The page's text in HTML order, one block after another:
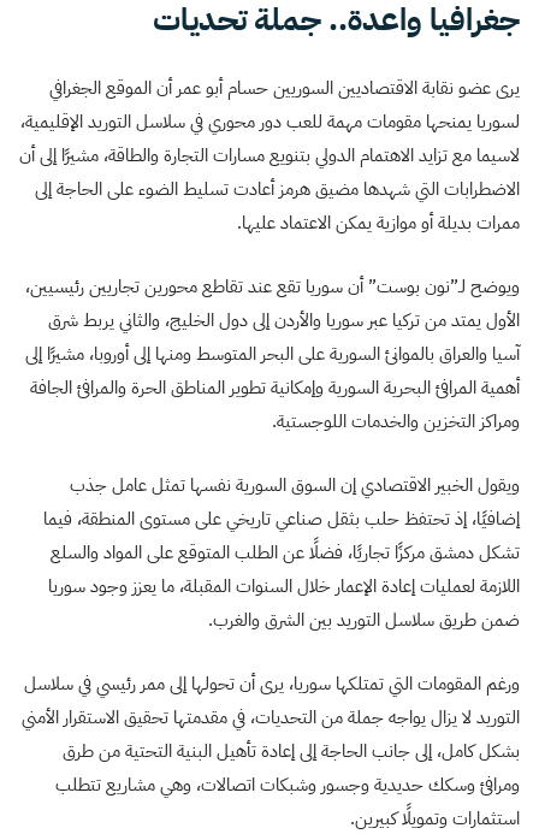
جغرافيا واعدة.. جملة تحديات
يرى عضو نقابة الاقتصاديين السوريين حسام أبو عمر أن الموقع الجغرافي
لسوريا يمنحها مقومات مهمة للعب دور محوري في سلاسل التوريد الإقليمية،
لاسيما مع تزايد الاهتمام الدولي بتنويع مسارات التجارة والطاقة، مشيرًا إلى أن
الاضطرابات التي شهدها مضيق هرمز أعادت تسليط الضوء على الحاجة إلى
ممرات بديلة أو موازية يمكن الاعتماد عليها.
ويوضح لـ”نون بوست” أن سوريا تقع عند تقاطع محورين تجاريين رئيسيين،
الأول يمتد من تركيا عبر سوريا والأردن إلى دول الخليج، والثاني يربط شرق
آسيا والعراق بالموانئ السورية على البحر المتوسط ومنها إلى أوروبا، مشيرًا إلى
أهمية المرافئ البحرية السورية وإمكانية تطوير المناطق الحرة والمرافئ الجافة
ومراكز التخزين والخدمات اللوجستية.
ويقول الخبير الاقتصادي إن السوق السورية نفسها تمثل عامل جذب
إضافيًا، إذ تحتفظ حلب بثقل صناعي تاريخي على مستوى المنطقة، فيما
تشكل دمشق مركزًا تجاريًا، فضلًا عن الطلب المتوقع على المواد والسلع
اللازمة لعمليات إعادة الإعمار خلال السنوات المقبلة، ما يعزز وجود سوريا
ضمن طريق سلاسل التوريد بين الشرق والغرب.
ورغم المقومات التي تمتلكها سوريا، يرى أن تحولها إلى ممر رئيسي في سلاسل
التوريد لا يزال يواجه جملة من التحديات، في مقدمتها تحقيق الاستقرار الأمني
بشكل كامل، إلى جانب الحاجة إلى إعادة تأهيل البنية التحتية من طرق
ومرافئ وسكك حديدية وجسور وشبكات اتصالات، وهي مشاريع تتطلب
استثمارات وتمويلًا كبيرين.